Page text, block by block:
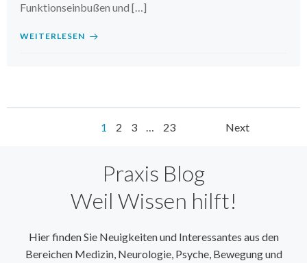
Funktionseinbußen und […]
WEITERLESEN
Posts
navigation
Page
1 Page
2 Page
3 … Page
23
Posts
Next
Praxis Blog
Weil Wissen hilft!
Hier finden Sie Neuigkeiten und Interessantes aus den
Bereichen Medizin, Neurologie, Psyche, Bewegung und